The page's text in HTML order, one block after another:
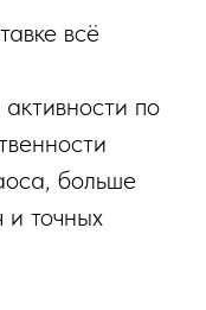
всё
по
больше
и точных